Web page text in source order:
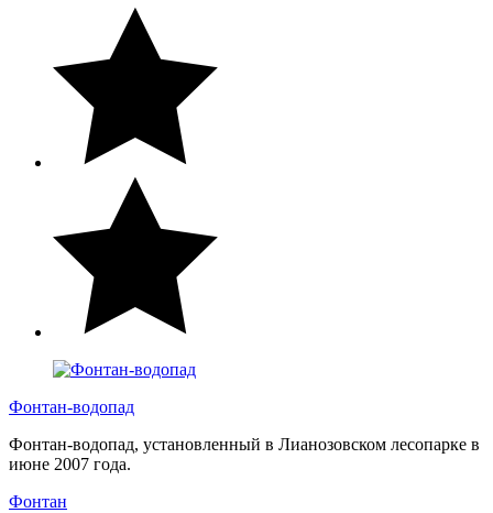
Фонтан-водопад
Фонтан-водопад, установленный в Лианозовском лесопарке в
июне 2007 года.
Фонтан